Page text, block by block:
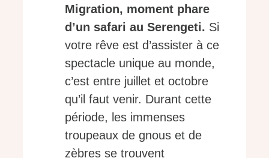
Migration, moment phare
d’un safari au Serengeti. Si
votre rêve est d’assister à ce
spectacle unique au monde,
c’est entre juillet et octobre
qu’il faut venir. Durant cette
période, les immenses
troupeaux de gnous et de
zèbres se trouvent